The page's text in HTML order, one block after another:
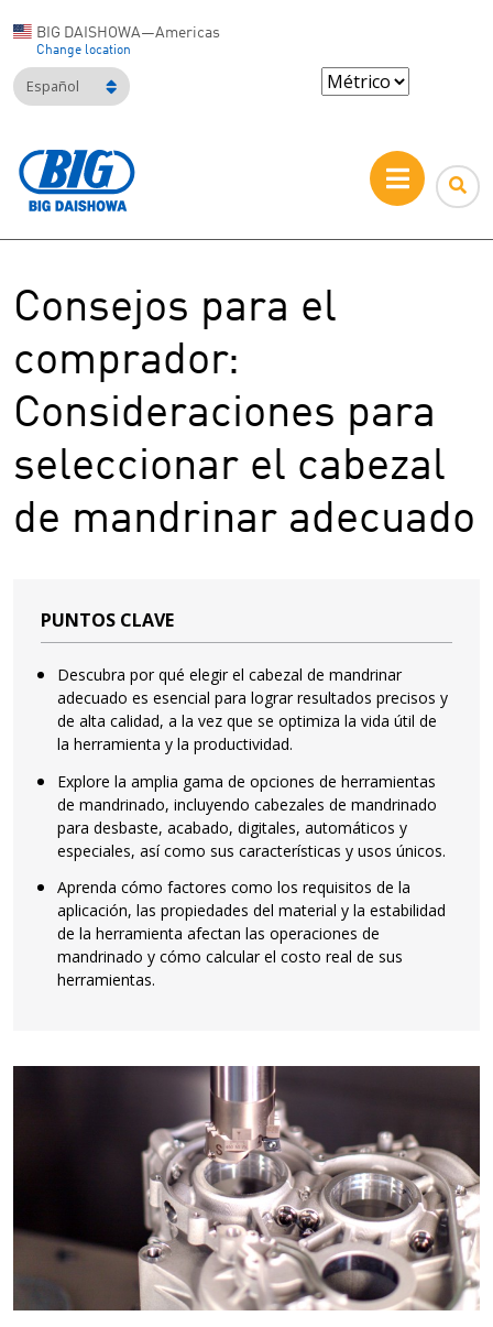
BIG DAISHOWA—Americas
Change location
Español
Consejos para el
comprador:
Consideraciones para
seleccionar el cabezal
de mandrinar adecuado
PUNTOS CLAVE
Descubra por qué elegir el cabezal de mandrinar
adecuado es esencial para lograr resultados precisos y
de alta calidad, a la vez que se optimiza la vida útil de
la herramienta y la productividad.
Explore la amplia gama de opciones de herramientas
de mandrinado, incluyendo cabezales de mandrinado
para desbaste, acabado, digitales, automáticos y
especiales, así como sus características y usos únicos.
Aprenda cómo factores como los requisitos de la
aplicación, las propiedades del material y la estabilidad
de la herramienta afectan las operaciones de
mandrinado y cómo calcular el costo real de sus
herramientas.